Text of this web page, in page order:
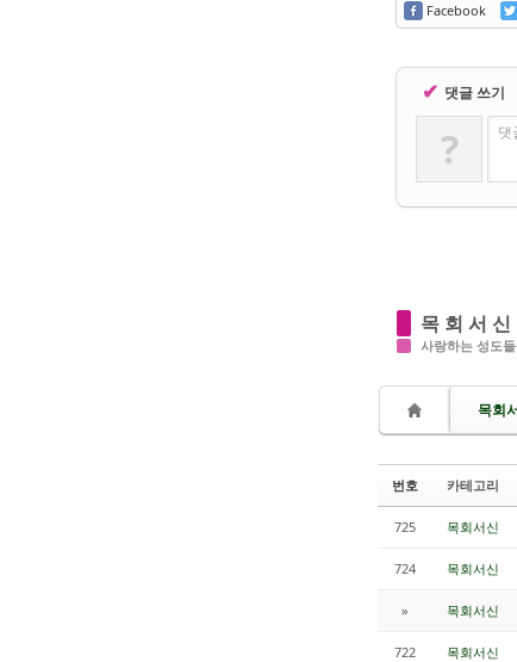
Facebook
✔ 댓글 쓰기
? 댓
목 회 서 신
사랑하는 성도
목회
번호 카테고리
725 목회서신
724 목회서신
» 목회서신
722 목회서신